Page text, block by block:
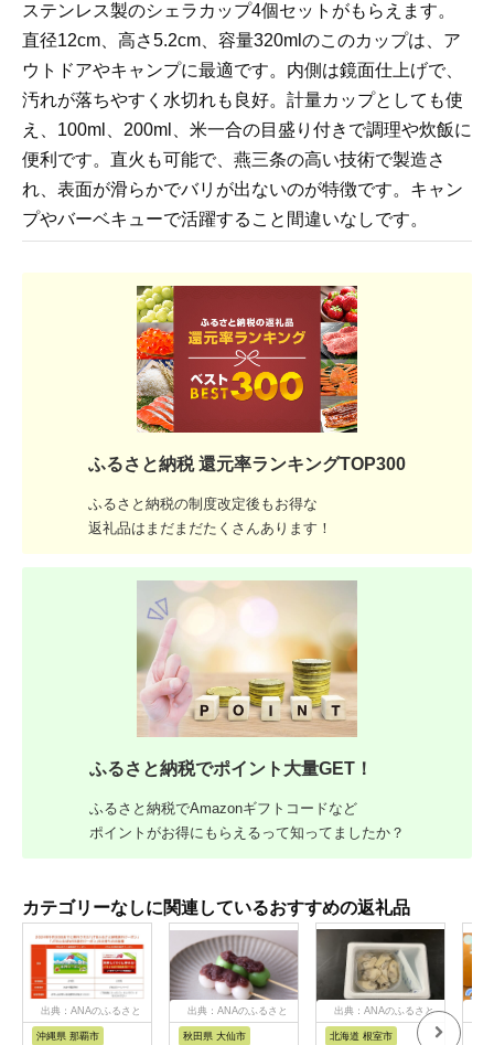
ステンレス製のシェラカップ4個セットがもらえます。
直径12cm、高さ5.2cm、容量320mlのこのカップは、ア
ウトドアやキャンプに最適です。内側は鏡面仕上げで、
汚れが落ちやすく水切れも良好。計量カップとしても使
え、100ml、200ml、米一合の目盛り付きで調理や炊飯に
便利です。直火も可能で、燕三条の高い技術で製造さ
れ、表面が滑らかでバリが出ないのが特徴です。キャン
プやバーベキューで活躍すること間違いなしです。
ふるさと納税 還元率ランキングTOP300
ふるさと納税の制度改定後もお得な
返礼品はまだまだたくさんあります！
ふるさと納税でポイント大量GET！
ふるさと納税でAmazonギフトコードなど
ポイントがお得にもらえるって知ってましたか？
カテゴリーなしに関連しているおすすめの返礼品
出典：ANAのふるさと
沖縄県 那覇市
出典：ANAのふるさと
秋田県 大仙市
出典：ANAのふるさと
納税
北海道 根室市